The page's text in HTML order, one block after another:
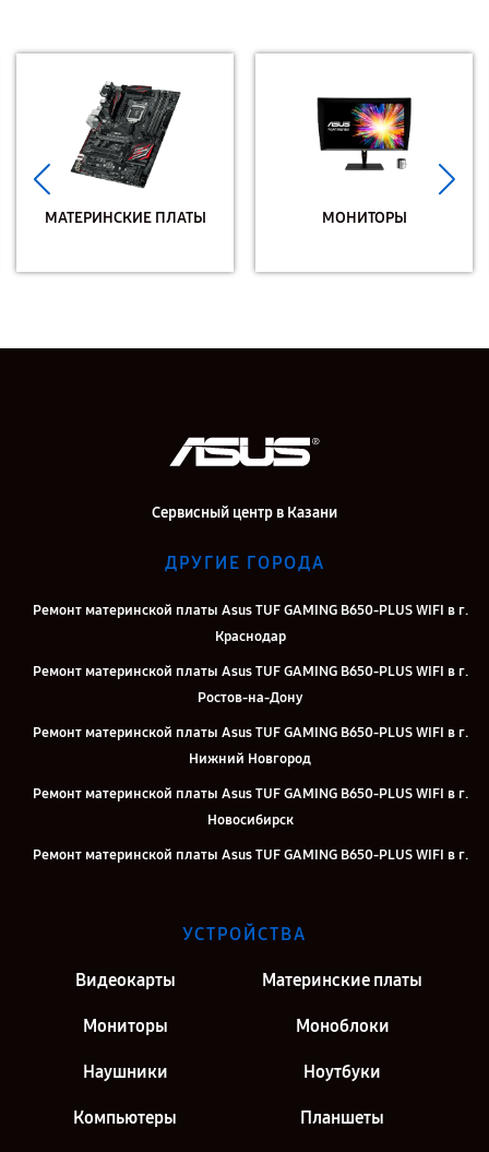
МАТЕРИНСКИЕ ПЛАТЫ МОНИТОРЫ
Сервисный центр в Казани
ДРУГИЕ ГОРОДА
Ремонт материнской платы Asus TUF GAMING B650-PLUS WIFI в г.
Краснодар
Ремонт материнской платы Asus TUF GAMING B650-PLUS WIFI в г.
Ростов-на-Дону
Ремонт материнской платы Asus TUF GAMING B650-PLUS WIFI в г.
Нижний Новгород
Ремонт материнской платы Asus TUF GAMING B650-PLUS WIFI в г.
Новосибирск
Ремонт материнской платы Asus TUF GAMING B650-PLUS WIFI в г.
Екатеринбург
Ремонт материнской платы Asus TUF GAMING B650-PLUS WIFI в г.
Ремонт материнской платы Asus TUF GAMING B650-PLUS WIFI в г.
Санкт-Петербург
УСТРОЙСТВА
Видеокарты Материнские платы
Мониторы Моноблоки
Наушники Ноутбуки
Компьютеры Планшеты